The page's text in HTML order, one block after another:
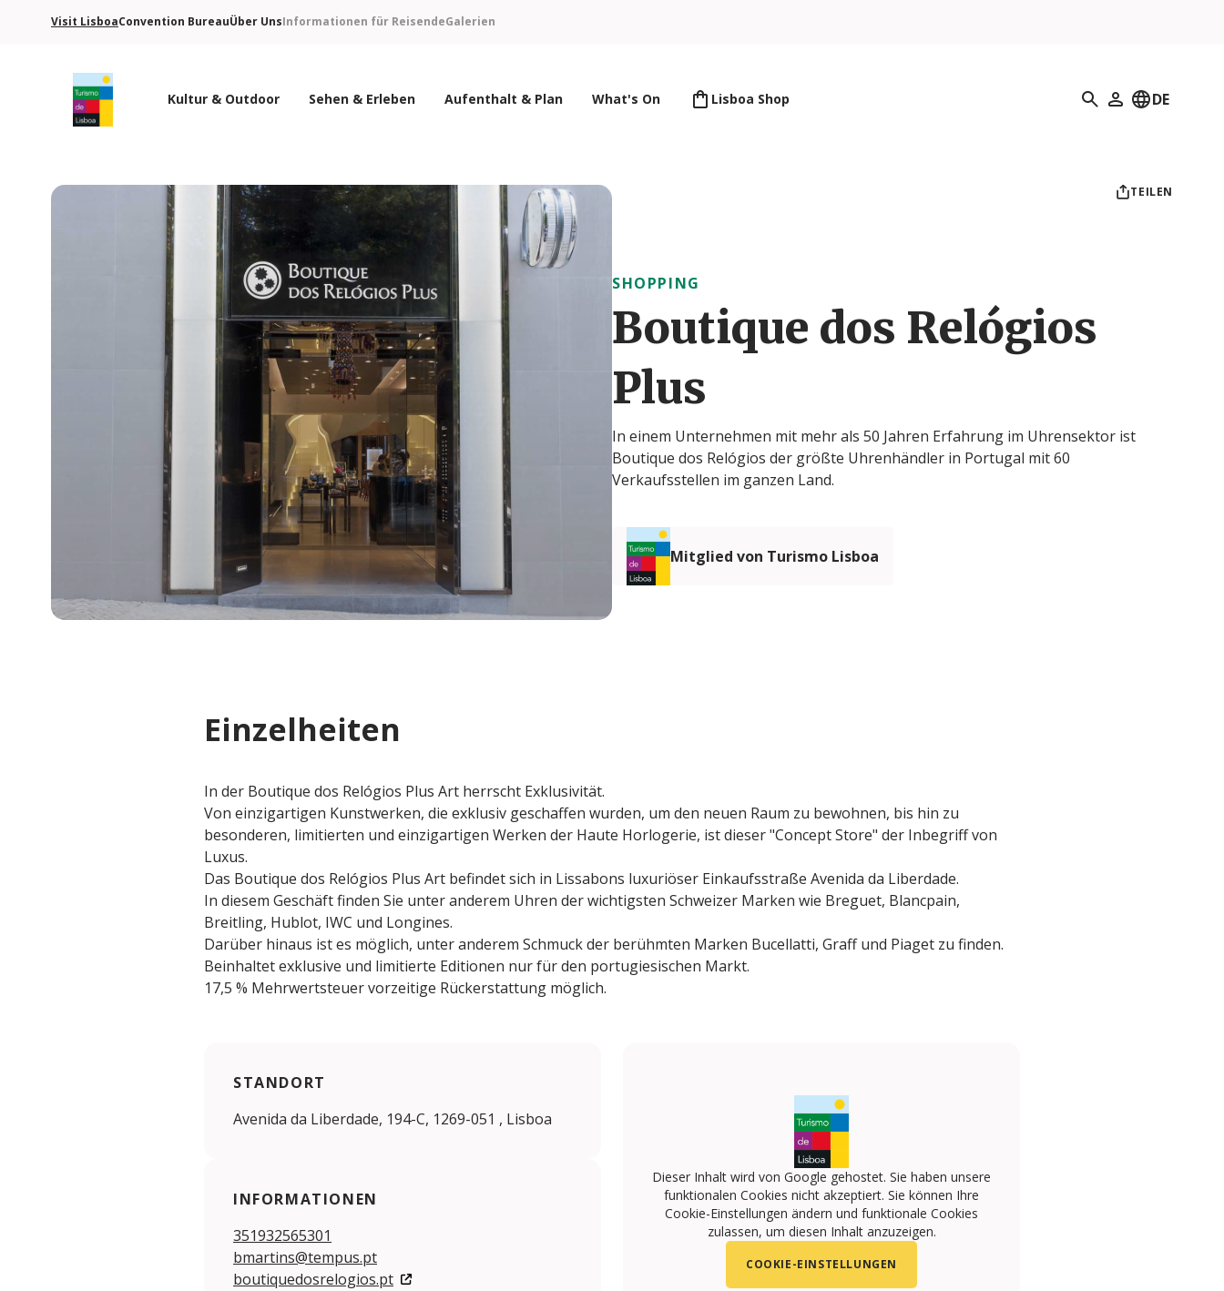
Visit LisboaConvention BureauÜber UnsInformationen für ReisendeGalerien
Kultur & Outdoor Sehen & Erleben Aufenthalt & Plan What's On Lisboa Shop Suchen
Mein Profil
DE
TEILEN
SHOPPING
Boutique dos Relógios
Plus
In einem Unternehmen mit mehr als 50 Jahren Erfahrung im Uhrensektor ist
Boutique dos Relógios der größte Uhrenhändler in Portugal mit 60
Verkaufsstellen im ganzen Land.
Mitglied von Turismo Lisboa
Einzelheiten
In der Boutique dos Relógios Plus Art herrscht Exklusivität.
Von einzigartigen Kunstwerken, die exklusiv geschaffen wurden, um den neuen Raum zu bewohnen, bis hin zu
besonderen, limitierten und einzigartigen Werken der Haute Horlogerie, ist dieser "Concept Store" der Inbegriff von
Luxus.
Das Boutique dos Relógios Plus Art befindet sich in Lissabons luxuriöser Einkaufsstraße Avenida da Liberdade.
In diesem Geschäft finden Sie unter anderem Uhren der wichtigsten Schweizer Marken wie Breguet, Blancpain,
Breitling, Hublot, IWC und Longines.
Darüber hinaus ist es möglich, unter anderem Schmuck der berühmten Marken Bucellatti, Graff und Piaget zu finden.
Beinhaltet exklusive und limitierte Editionen nur für den portugiesischen Markt.
17,5 % Mehrwertsteuer vorzeitige Rückerstattung möglich.
STANDORT
Avenida da Liberdade, 194-C, 1269-051 , Lisboa
INFORMATIONEN
351932565301
bmartins@tempus.pt
boutiquedosrelogios.pt
Dieser Inhalt wird von Google gehostet. Sie haben unsere
funktionalen Cookies nicht akzeptiert. Sie können Ihre
Cookie-Einstellungen ändern und funktionale Cookies
zulassen, um diesen Inhalt anzuzeigen.
COOKIE-EINSTELLUNGEN